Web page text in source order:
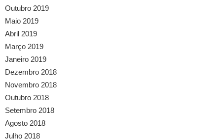
Outubro 2019
Maio 2019
Abril 2019
Março 2019
Janeiro 2019
Dezembro 2018
Novembro 2018
Outubro 2018
Setembro 2018
Agosto 2018
Julho 2018